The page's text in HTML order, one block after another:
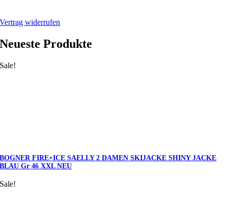
Vertrag widerrufen
Neueste Produkte
Sale!
BOGNER FIRE+ICE SAELLY 2 DAMEN SKIJACKE SHINY JACKE
BLAU Gr 46 XXL NEU
Sale!